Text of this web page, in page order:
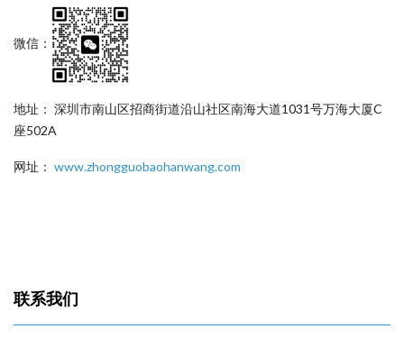
微信：
地址： 深圳市南山区招商街道沿山社区南海大道1031号万海大厦C
座502A
网址： www.zhongguobaohanwang.com
联系我们